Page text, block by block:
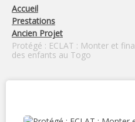
Accueil
Prestations
Ancien Projet
Protégé : ECLAT : Monter et
des enfants au Togo